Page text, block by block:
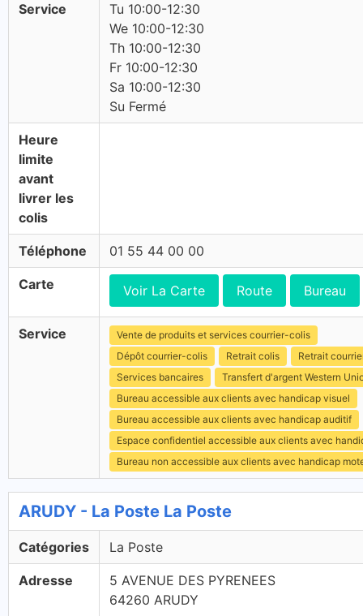
Service
Tu 10:00-12:30
We 10:00-12:30
Th 10:00-12:30
Fr 10:00-12:30
Sa 10:00-12:30
Su Fermé
Heure
limite
avant
livrer les
colis
Téléphone 01 55 44 00 00
Carte Voir La Carte Route Bureau
Service
Vente de produits et services courrier-colis
Dépôt courrier-colis
Retrait colis
Retrait
Services bancaires
Transfert d'argent Western
Bureau accessible aux clients avec handicap visuel
Bureau accessible aux clients avec handicap auditif
Espace confidentiel accessible aux clients avec
Bureau non accessible aux clients avec handicap
ARUDY - La Poste La Poste
Catégories La Poste
Adresse
5 AVENUE DES PYRENEES
64260 ARUDY